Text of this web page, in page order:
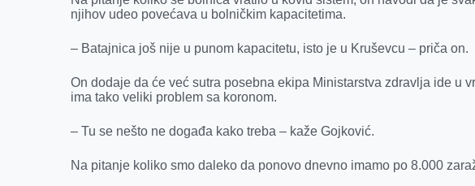
njihov udeo povećava u bolničkim kapacitetima.
– Batajnica još nije u punom kapacitetu, isto je u Kruševcu – priča on.
On dodaje da će već sutra posebna ekipa Ministarstva zdravlja ide u
ima tako veliki problem sa koronom.
– Tu se nešto ne događa kako treba – kaže Gojković.
Na pitanje koliko smo daleko da ponovo dnevno imamo po 8.000